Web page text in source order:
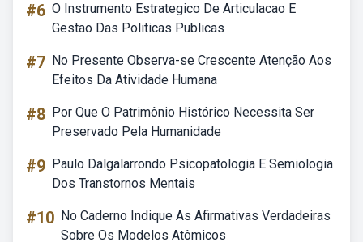
#6 O Instrumento Estrategico De Articulacao E
Gestao Das Politicas Publicas
#7 No Presente Observa-se Crescente Atenção Aos
Efeitos Da Atividade Humana
#8 Por Que O Patrimônio Histórico Necessita Ser
Preservado Pela Humanidade
#9 Paulo Dalgalarrondo Psicopatologia E Semiologia
Dos Transtornos Mentais
#10 No Caderno Indique As Afirmativas Verdadeiras
Sobre Os Modelos Atômicos